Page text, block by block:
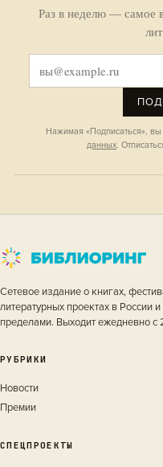
Раз в неделю — самое
Нажимая «Подписаться», вы
данных.
Сетевое издание о книгах,
литературных проектах в России
пределами. Выходит ежедневно с
РУБРИКИ
Новости
Премии
СПЕЦПРОЕКТЫ